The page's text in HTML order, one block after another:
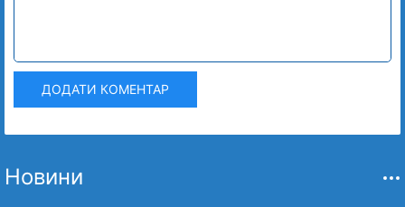
ДОДАТИ КОМЕНТАР
Новини